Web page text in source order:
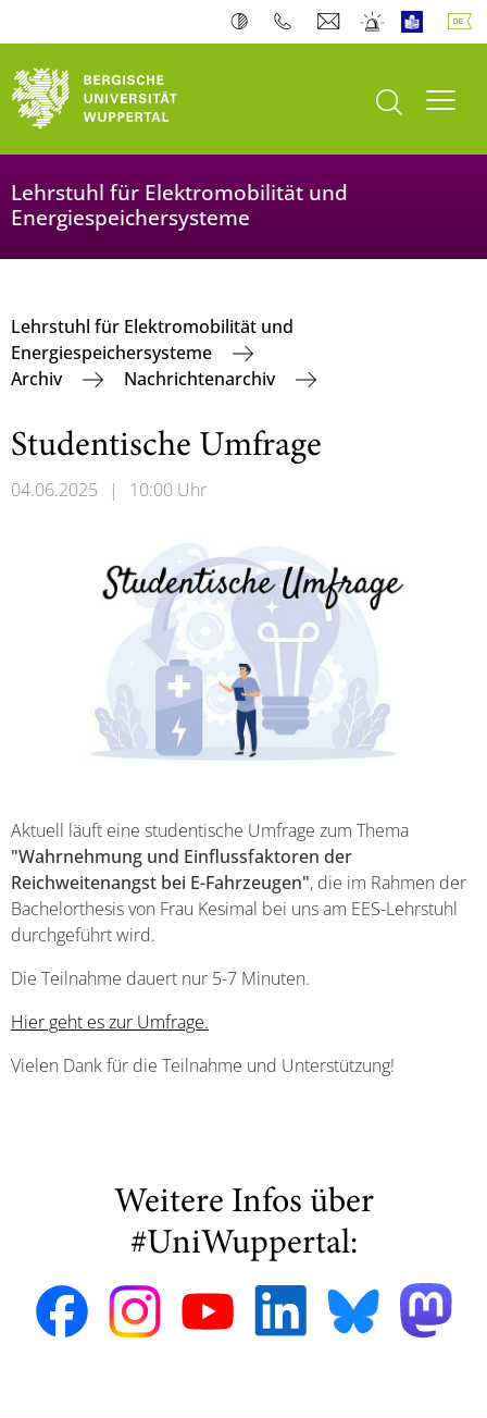
Suche öffnen
Lehrstuhl für Elektromobilität und
Energiespeichersysteme
Lehrstuhl für Elektromobilität und
Energiespeichersysteme
Archiv
Nachrichtenarchiv
Studentische Umfrage
04.06.2025 | 10:00 Uhr
Aktuell läuft eine studentische Umfrage zum Thema
"Wahrnehmung und Einflussfaktoren der
Reichweitenangst bei E-Fahrzeugen", die im Rahmen der
Bachelorthesis von Frau Kesimal bei uns am EES-Lehrstuhl
durchgeführt wird.
Die Teilnahme dauert nur 5-7 Minuten.
Hier geht es zur Umfrage.
Vielen Dank für die Teilnahme und Unterstützung!
Weitere Infos über
#UniWuppertal: